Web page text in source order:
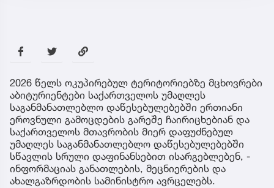
2026 წელს ოკუპირებულ ტერიტორიებზე მცხოვრები
აბიტურიენტები საქართველოს უმაღლეს
საგანმანათლებლო დაწესებულებებში ერთიანი
ეროვნული გამოცდების გარეშე ჩაირიცხებიან და
საქართველოს მთავრობის მიერ დაფუძნებულ
უმაღლეს საგანმანათლებლო დაწესებულებებში
სწავლის სრული დაფინანსებით ისარგებლებენ, -
ინფორმაციას განათლების, მეცნიერების და
ახალგაზრდობის სამინისტრო ავრცელებს.